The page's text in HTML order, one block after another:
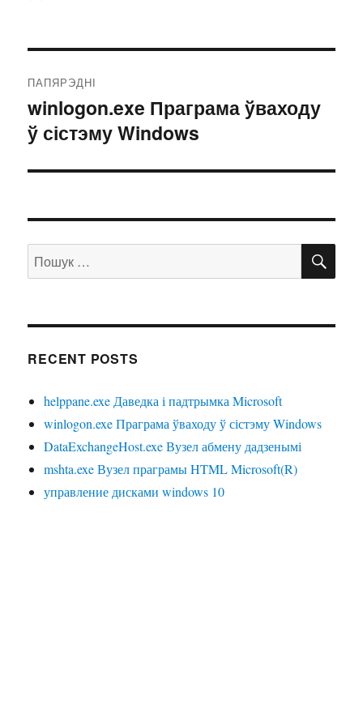
navigation
ПАПЯРЭДНІ
Папярэдні
запіс:
winlogon.exe Праграма ўваходу
ў сістэму Windows
Пошук:
RECENT POSTS
helppane.exe Даведка і падтрымка Microsoft
winlogon.exe Праграма ўваходу ў сістэму Windows
DataExchangeHost.exe Вузел абмену дадзенымі
mshta.exe Вузел праграмы HTML Microsoft(R)
управление дисками windows 10